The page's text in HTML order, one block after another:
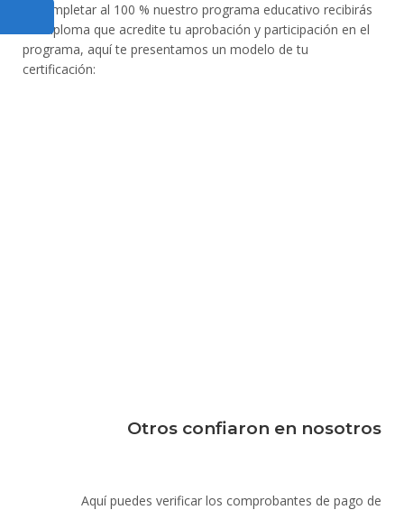
Al completar al 100 % nuestro programa educativo recibirás
un Diploma que acredite tu aprobación y participación en el
programa, aquí te presentamos un modelo de tu
certificación:
Otros confiaron en nosotros
Aquí puedes verificar los comprobantes de pago de